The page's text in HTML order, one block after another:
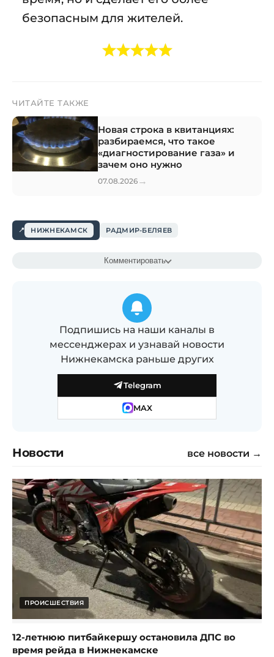
безопасным для жителей.
ЧИТАЙТЕ ТАКЖЕ
Новая строка в квитанциях:
разбираемся, что такое
«диагностирование газа» и
зачем оно нужно
07.08.2026 →
НИЖНЕКАМСК РАДМИР-БЕЛЯЕВ
Комментировать
Подпишись на наши каналы в
мессенджерах и узнавай новости
Нижнекамска раньше других
Telegram
MAX
Новости все новости →
ПРОИСШЕСТВИЯ
12-летнюю питбайкершу остановила ДПС во
время рейда в Нижнекамске